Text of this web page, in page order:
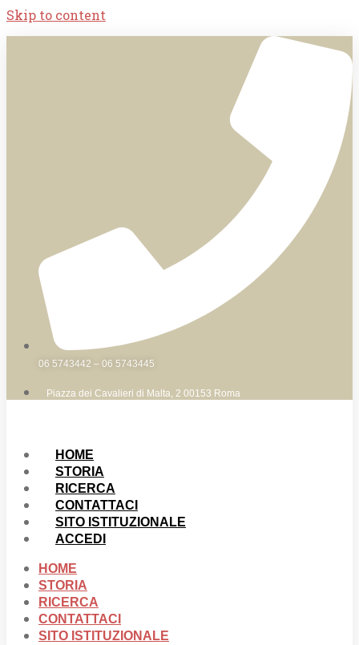
Skip to content
06 5743442 – 06 5743445
Piazza dei Cavalieri di Malta, 2 00153 Roma
HOME
STORIA
RICERCA
CONTATTACI
SITO ISTITUZIONALE
ACCEDI
HOME
STORIA
RICERCA
CONTATTACI
SITO ISTITUZIONALE